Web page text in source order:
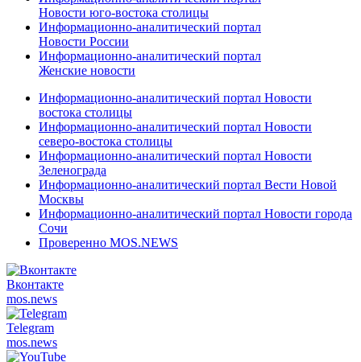
Новости юго-востока столицы
Информационно-аналитический портал
Новости России
Информационно-аналитический портал
Женские новости
Информационно-аналитический портал Новости
востока столицы
Информационно-аналитический портал Новости
северо-востока столицы
Информационно-аналитический портал Новости
Зеленограда
Информационно-аналитический портал Вести Новой
Москвы
Информационно-аналитический портал Новости города
Сочи
Проверенно MOS.NEWS
Вконтакте
mos.news
Telegram
mos.news